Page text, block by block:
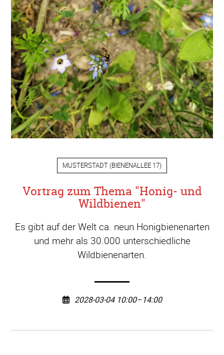
MUSTERSTADT (BIENENALLEE 17)
Vortrag zum Thema "Honig- und
Wildbienen"
Es gibt auf der Welt ca. neun Honigbienenarten
und mehr als 30.000 unterschiedliche
Wildbienenarten.
2028-03-04 10:00–14:00